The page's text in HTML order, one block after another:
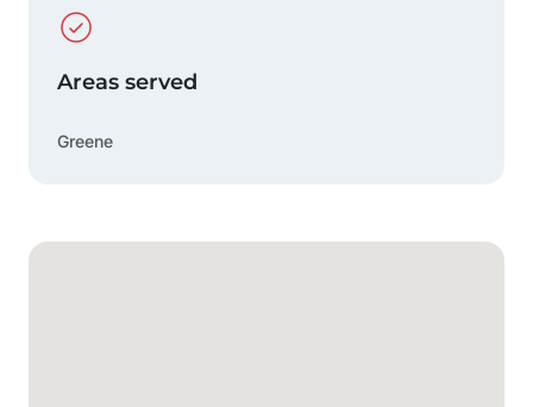
Google Mapa
Areas served
Greene